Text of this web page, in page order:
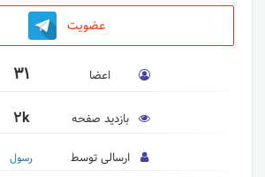
عضویت
اعضا 31
بازدید صفحه 2k
ارسالی توسط رسول